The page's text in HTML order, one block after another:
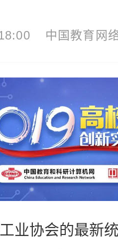
中国教育网
协会的最新统